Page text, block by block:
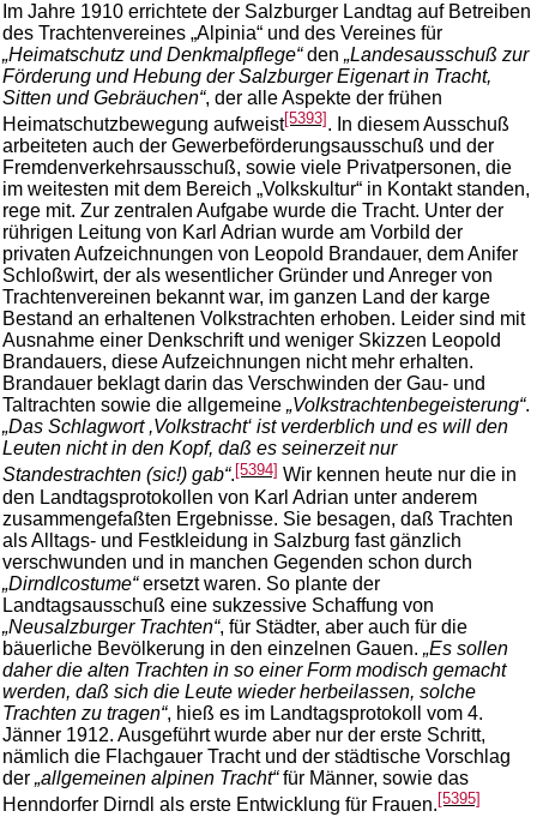
Im Jahre 1910 errichtete der Salzburger Landtag auf Betreiben
des Trachtenvereines „Alpinia“ und des Vereines für
„Heimatschutz und Denkmalpflege“den „Landesausschuß zur
Förderung und Hebung der Salzburger Eigenart in Tracht,
Sitten und Gebräuchen“, der alle Aspekte der frühen
Heimatschutzbewegung aufweist[5393] . In diesem Ausschuß
arbeiteten auch der Gewerbeförderungsausschuß und der
Fremdenverkehrsausschuß, sowie viele Privatpersonen, die
im weitesten mit dem Bereich „Volkskultur“ in Kontakt standen,
rege mit. Zur zentralen Aufgabe wurde die Tracht. Unter der
rührigen Leitung von Karl Adrian wurde am Vorbild der
privaten Aufzeichnungen von Leopold Brandauer, dem Anifer
Schloßwirt, der als wesentlicher Gründer und Anreger von
Trachtenvereinen bekannt war, im ganzen Land der karge
Bestand an erhaltenen Volkstrachten erhoben. Leider sind mit
Ausnahme einer Denkschrift und weniger Skizzen Leopold
Brandauers, diese Aufzeichnungen nicht mehr erhalten.
Brandauer beklagt darin das Verschwinden der Gau- und
Taltrachten sowie die allgemeine „Volkstrachtenbegeisterung“.
„Das Schlagwort ,Volkstracht‘ ist verderblich und es will den
Leuten nicht in den Kopf, daß es seinerzeit nur
Standestrachten (sic!) gab“.[5394] Wir kennen heute nur die in
den Landtagsprotokollen von Karl Adrian unter anderem
zusammengefaßten Ergebnisse. Sie besagen, daß Trachten
als Alltags- und Festkleidung in Salzburg fast gänzlich
verschwunden und in manchen Gegenden schon durch
„Dirndlcostume“ersetzt waren. So plante der
Landtagsausschuß eine sukzessive Schaffung von
„Neusalzburger Trachten“, für Städter, aber auch für die
bäuerliche Bevölkerung in den einzelnen Gauen. „Es sollen
daher die alten Trachten in so einer Form modisch gemacht
werden, daß sich die Leute wieder herbeilassen, solche
Trachten zu tragen“, hieß es im Landtagsprotokoll vom 4.
Jänner 1912. Ausgeführt wurde aber nur der erste Schritt,
nämlich die Flachgauer Tracht und der städtische Vorschlag
der „allgemeinen alpinen Tracht“für Männer, sowie das
Henndorfer Dirndl als erste Entwicklung für Frauen. [5395]